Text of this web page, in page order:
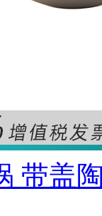
带盖